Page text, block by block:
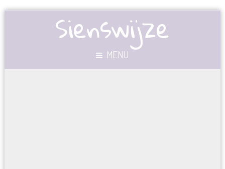
Sienswijze
MENU